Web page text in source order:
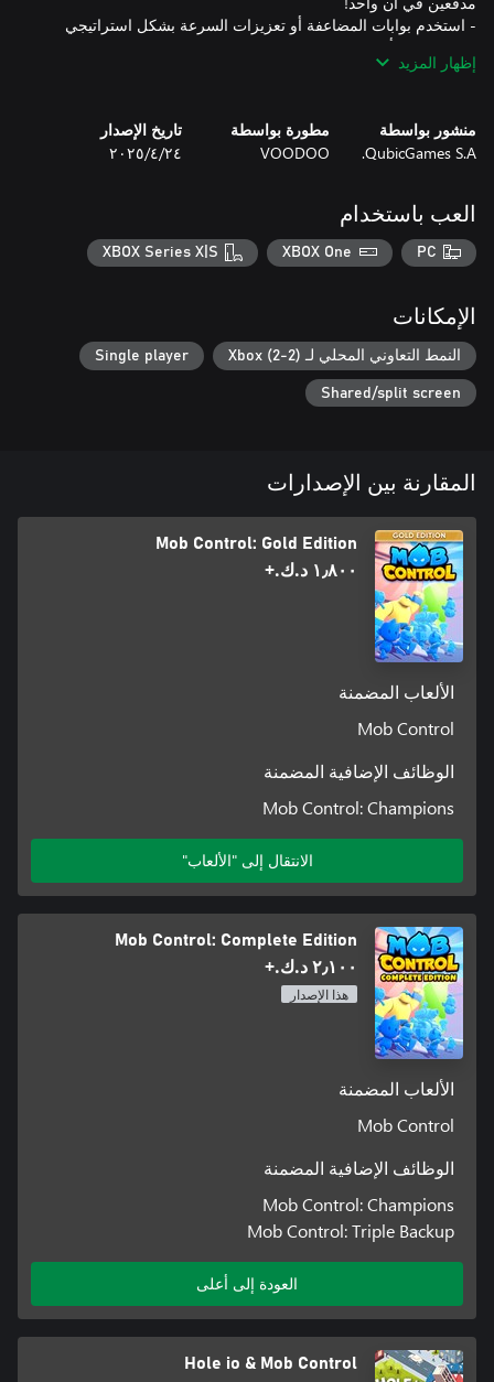
- استخدم بوابات المضاعفة أو تعزيزات السرعة بشكل استراتيجي
والمضاعفات، والبوابات المتحركة، وغيرها الكثير. دافع، واغز، وارتقِ
إذا كنت بحاجة إلى مساعدة، يمكنك دعوة صديق للعب معاً في وضع
اكسب المعارك لفتح حزم تعزيز بتدرجات ندرة مختلفة ولتعزيز
مجموعتك من البطاقات. تمتلك البطاقات القابلة للجمع القدرة على رفع
استراتيجيتك في الدفاع عن الأبراج إلى آفاق جديدة. افتح جميع المدافع
اجمع جيشك، واستفد من قوة البطاقات القابلة للجمع، وكن بطل
إظهار المزيد
منشور بواسطة
QubicGames S.A.
مطورة بواسطة
VOODOO
تاريخ الإصدار
٢٤‏/٤‏/٢٠٢٥
العب باستخدام
PC
XBOX One
XBOX Series X|S
الإمكانات
النمط التعاوني المحلي لـ Xbox (2-2) Single player
Shared/split screen
المقارنة بين الإصدارات
Mob Control: Gold Edition
١٫٨٠٠ د.ك.‏+
الألعاب المضمنة
Mob Control
الوظائف الإضافية المضمنة
Mob Control: Champions
الانتقال إلى "الألعاب"
Mob Control: Complete Edition
٢٫١٠٠ د.ك.‏+
هذا الإصدار
الألعاب المضمنة
Mob Control
الوظائف الإضافية المضمنة
Mob Control: Champions
Mob Control: Triple Backup
العودة إلى أعلى
Hole io & Mob Control